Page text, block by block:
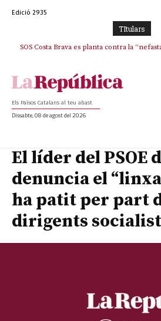
Edició 2935
TItulars
SOS Costa Brava es planta contra la
Els Països Catalans al teu abast
Dissabte, 08 de agost del 2026
El líder del PSOE
denuncia el
ha patit per part
dirigents